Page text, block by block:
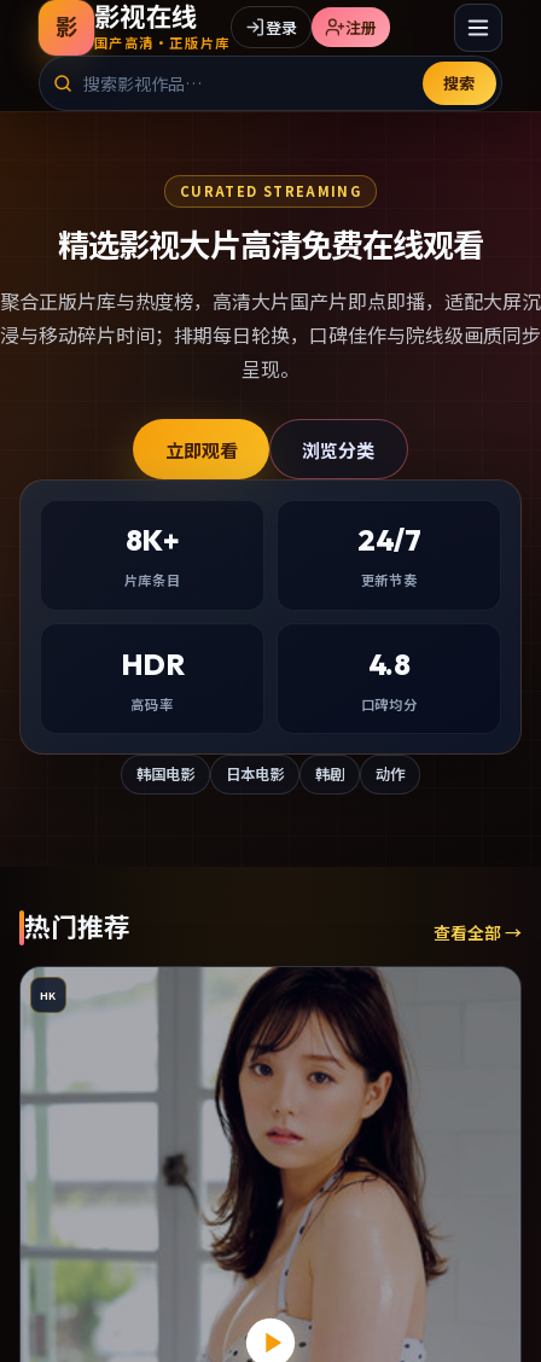
影 影视在线
国产高清·正版片库
搜索
登录 注册
CURATED STREAMING
精选影视大片高清免费在线观看
聚合正版片库与热度榜， 高清大片国产片即点即播，适配大屏沉
浸与移动碎片时间；排期每日轮换，口碑佳作与院线级画质同步
呈现。
立即观看 浏览分类
8K+
片库条目
24/7
更新节奏
HDR
高码率
4.8
口碑均分
韩国电影 日本电影 韩剧 动作
热门推荐 查看全部 →
HK